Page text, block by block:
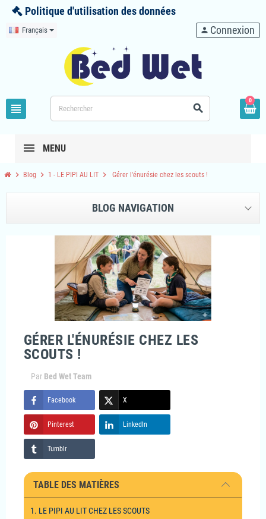
Politique d'utilisation des données
Français
view_headline search
person Connexion
0
MENU
chevron_right Blog chevron_right 1 - LE PIPI AU LIT chevron_right Gérer l'énurésie chez les scouts !
BLOG NAVIGATION
GÉRER L'ÉNURÉSIE CHEZ LES
SCOUTS !
Par Bed Wet Team
Facebook X
Pinterest LinkedIn
Tumblr
TABLE DES MATIÈRES
1. LE PIPI AU LIT CHEZ LES SCOUTS